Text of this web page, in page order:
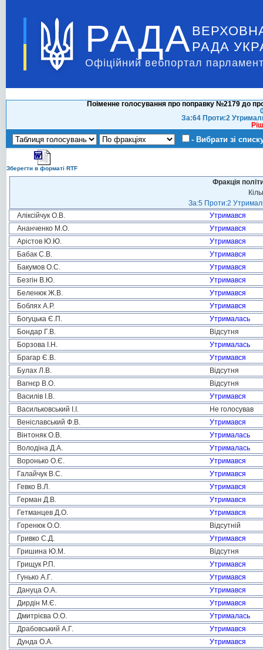
РАДА РАДА
Офіційний вебпортал
Поіменне голосування про поправку №2179 до
За:64 Проти:2
- Вибрати зі
Зберегти в форматі RTF
Фракція
За:5 Проти:2
Аліксійчук О.В.
Утримався
Ананченко М.О.
Утримався
Арістов Ю.Ю.
Утримався
Бабак С.В.
Утримався
Бакумов О.С.
Утримався
Безгін В.Ю.
Утримався
Беленюк Ж.В.
Утримався
Боблях А.Р.
Утримався
Богуцька Є.П.
Утрималась
Бондар Г.В.
Відсутня
Борзова І.Н.
Утрималась
Брагар Є.В.
Утримався
Булах Л.В.
Відсутня
Вагнєр В.О.
Відсутня
Василів І.В.
Утримався
Васильковський І.І.
Не голосував
Веніславський Ф.В.
Утримався
Вінтоняк О.В.
Утрималась
Володіна Д.А.
Утрималась
Воронько О.Є.
Утримався
Галайчук В.С.
Утримався
Гевко В.Л.
Утримався
Герман Д.В.
Утримався
Гетманцев Д.О.
Утримався
Горенюк О.О.
Відсутній
Гривко С.Д.
Утримався
Гришина Ю.М.
Відсутня
Грищук Р.П.
Утримався
Гунько А.Г.
Утримався
Дануца О.А.
Утримався
Дирдін М.Є.
Утримався
Дмитрієва О.О.
Утрималась
Драбовський А.Г.
Утримався
Дунда О.А.
Утримався